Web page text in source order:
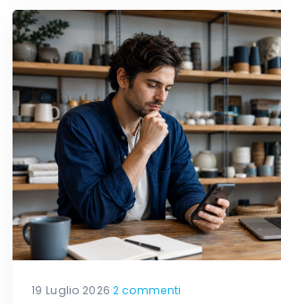
19 Luglio 2026·2 commenti